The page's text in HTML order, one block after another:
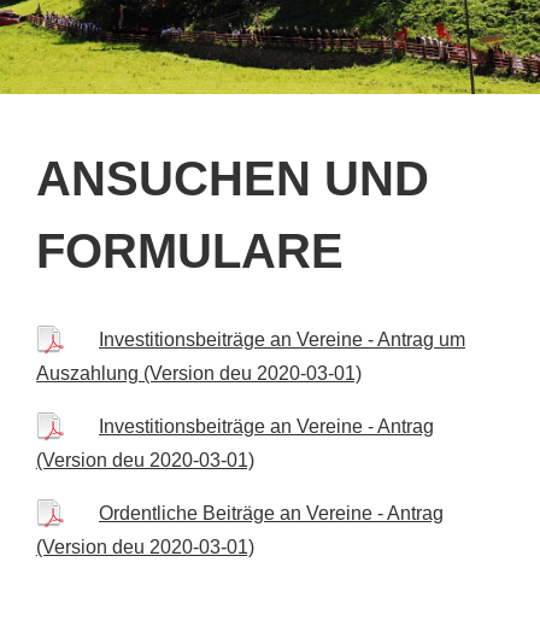
ANSUCHEN UND
FORMULARE
Investitionsbeiträge an Vereine - Antrag um
Auszahlung (Version deu 2020-03-01)
Investitionsbeiträge an Vereine - Antrag
(Version deu 2020-03-01)
Ordentliche Beiträge an Vereine - Antrag
(Version deu 2020-03-01)